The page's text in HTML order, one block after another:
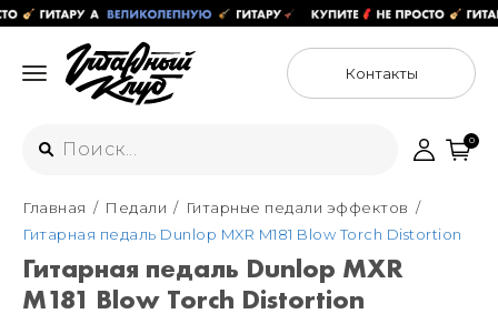
Контакты
Интернет-магазин
+7 (925) 125-54-44
Москва
+7 (925) 176-55-65
0
Главная Педали
Гитарные педали эффектов
Гитарная педаль Dunlop MXR M181 Blow Torch Distortion
Гитарная педаль Dunlop MXR
M181 Blow Torch Distortion